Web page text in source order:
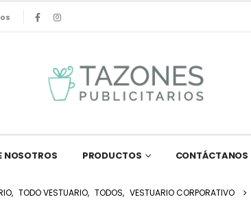
NOSOTROS PRODUCTOS CONTÁCTANOS
, TODO VESTUARIO, TODOS, VESTUARIO CORPORATIVO